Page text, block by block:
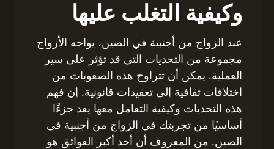
وكيفية التغلب عليها
عند الزواج من أجنبية في الصين، يواجه الأزواج
مجموعة من التحديات التي قد تؤثر على سير
العملية. يمكن أن تتراوح هذه الصعوبات من
اختلافات ثقافية إلى تعقيدات قانونية. إن فهم
هذه التحديات وكيفية التعامل معها يعد جزءًا
أساسيًا من تجربتك في الزواج من أجنبية في
الصين. من المعروف أن أحد أكبر العوائق هو